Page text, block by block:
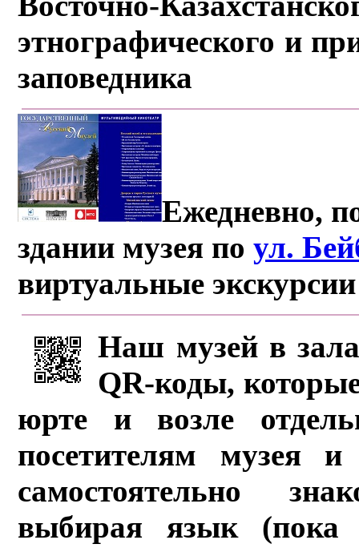
этнографического и
заповедника
Ежедневно,
здании музея поул.
виртуальные
Наш музей в
QR-коды,
юрте и возле
посетителям музея и
самостоятельно
выбирая язык (пока